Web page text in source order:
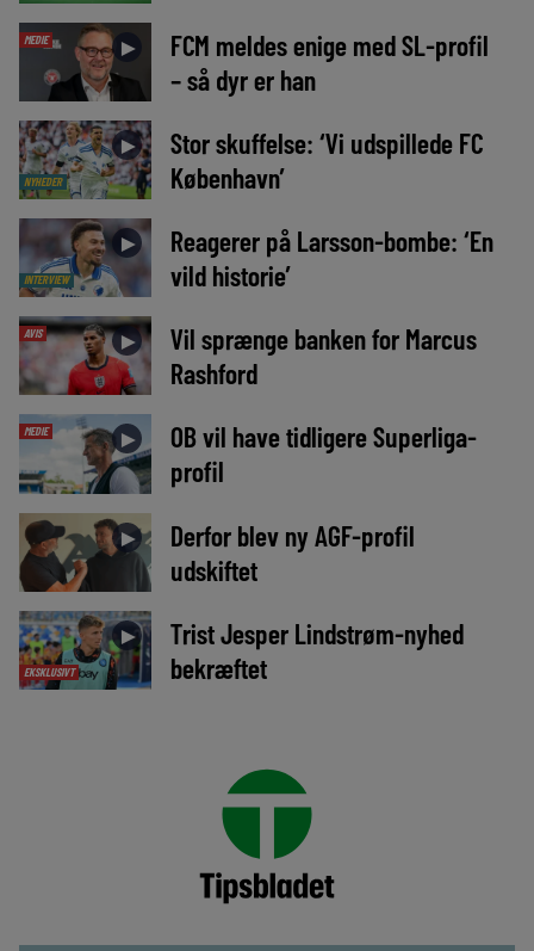
MEDIE ►
FCM meldes enige med SL-profil
– så dyr er han
NYHEDER
►
Stor skuffelse: ‘Vi udspillede FC
København’
INTERVIEW
►
Reagerer på Larsson-bombe: ‘En
vild historie’
AVIS ►
Vil sprænge banken for Marcus
Rashford
MEDIE ►
OB vil have tidligere Superliga-
profil
►
Derfor blev ny AGF-profil
udskiftet
EKSKLUSIVT
►
Trist Jesper Lindstrøm-nyhed
bekræftet